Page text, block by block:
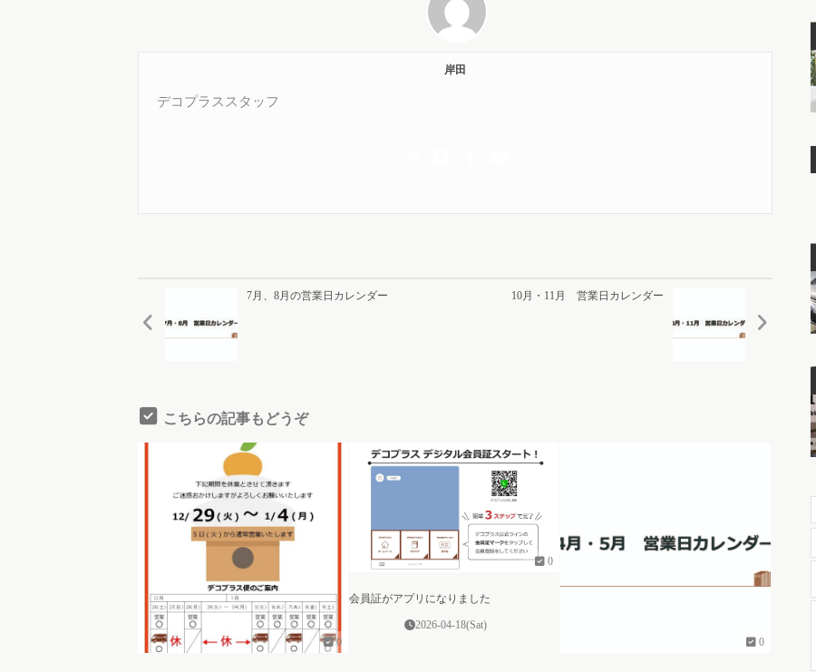
岸田
デコプラススタッフ
7月、8月の営業日カレンダー 10月・11月 営業日カレンダー
こちらの記事もどうぞ
0
0
会員証がアプリになりました
2026-04-18(Sat)
0